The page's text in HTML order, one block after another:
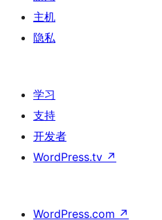
主机
隐私
学习
支持
开发者
WordPress.tv ↗
WordPress.com ↗